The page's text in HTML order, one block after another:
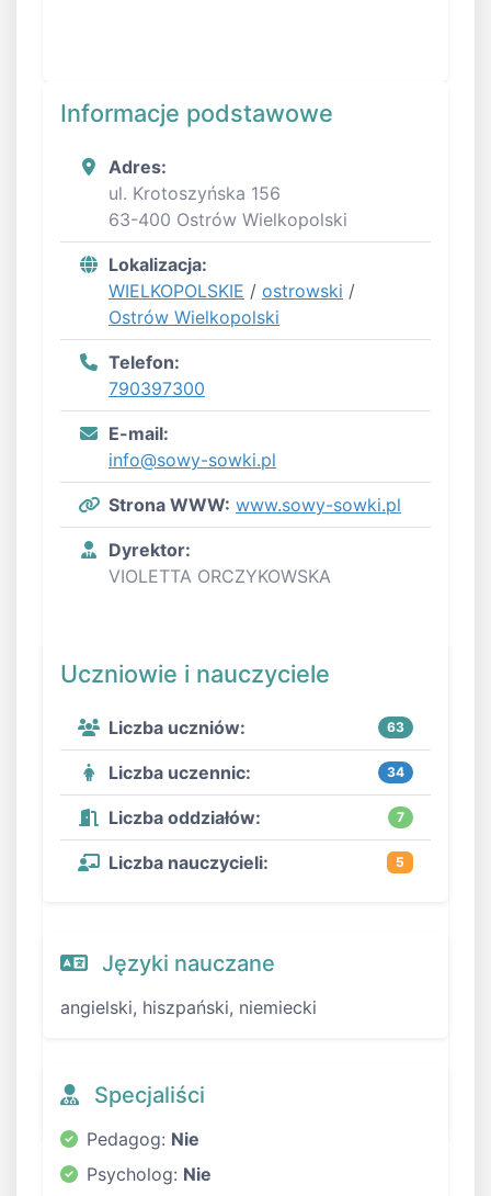
Informacje podstawowe
Adres:
ul. Krotoszyńska 156
63-400 Ostrów Wielkopolski
Lokalizacja:
WIELKOPOLSKIE / ostrowski /
Ostrów Wielkopolski
Telefon:
790397300
E-mail:
info@sowy-sowki.pl
Strona WWW: www.sowy-sowki.pl
Dyrektor:
VIOLETTA ORCZYKOWSKA
Uczniowie i nauczyciele
Liczba uczniów: 63
Liczba uczennic: 34
Liczba oddziałów: 7
Liczba nauczycieli: 5
Języki nauczane
angielski, hiszpański, niemiecki
Specjaliści
Pedagog: Nie
Psycholog: Nie